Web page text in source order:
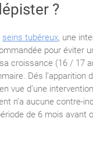
?
seins tubéreux, une
pour éviter
croissance (16 / 17
Dés l’apparition
vue d’une
n’a aucune contre-
de 6 mois avant